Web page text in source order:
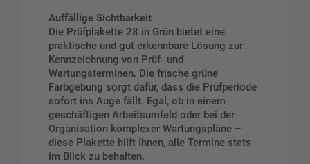
Auffällige Sichtbarkeit
Die Prüfplakette 28 in Grün bietet eine
praktische und gut erkennbare Lösung zur
Kennzeichnung von Prüf- und
Wartungsterminen. Die frische grüne
Farbgebung sorgt dafür, dass die Prüfperiode
sofort ins Auge fällt. Egal, ob in einem
geschäftigen Arbeitsumfeld oder bei der
Organisation komplexer Wartungspläne –
diese Plakette hilft Ihnen, alle Termine stets
im Blick zu behalten.